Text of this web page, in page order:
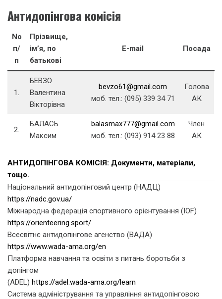
Антидопінгова комісія
No
п/
п
Прізвище,
ім’я, по
батькові
E-mail Посада
1.
БЕВЗО
Валентина
Вікторівна
bevzo61@gmail.com
моб. тел.: (095) 339 34 71
Голова
АК
2.
БАЛАСЬ
Максим
balasmax777@gmail.com
моб. тел.: (093) 914 23 88
Член
АК
АНТИДОПІНГОВА КОМІСІЯ: Документи, матеріали,
тощо.
Національний антидопінговий центр (НАДЦ)
https://nadc.gov.ua/
Міжнародна федерація спортивного орієнтування (IOF)
https://orienteering.sport/
Всесвітнє антидопінгове агенство (ВАДА)
https://www.wada-ama.org/en
Платформа навчання та освіти з питань боротьби з
допінгом
(ADEL) https://adel.wada-ama.org/learn
Система адміністрування та управління антидопінговою